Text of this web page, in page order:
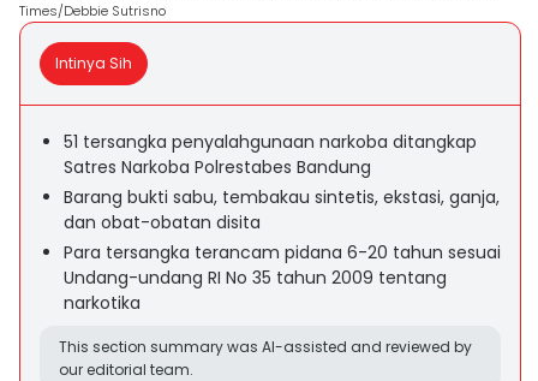
Times/Debbie Sutrisno
Intinya Sih
51 tersangka penyalahgunaan narkoba ditangkap
Satres Narkoba Polrestabes Bandung
Barang bukti sabu, tembakau sintetis, ekstasi, ganja,
dan obat-obatan disita
Para tersangka terancam pidana 6-20 tahun sesuai
Undang-undang RI No 35 tahun 2009 tentang
narkotika
This section summary was AI-assisted and reviewed by
our editorial team.